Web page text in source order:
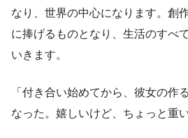
なり、世界の中心になります。創
に捧げるものとなり、生活のすべ
いきます。
「付き合い始めてから、彼女の作
なった。嬉しいけど、ちょっと重